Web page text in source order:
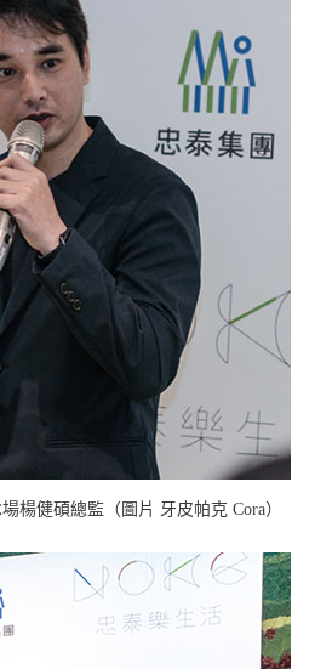
楊健碩總監（圖片 牙皮帕克 Cora）